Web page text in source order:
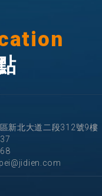
新北大道二段312號9樓